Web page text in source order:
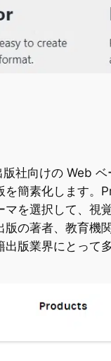
社向けの Web
簡素化します。
を選択して、視
の著者、教育
版業界にとって